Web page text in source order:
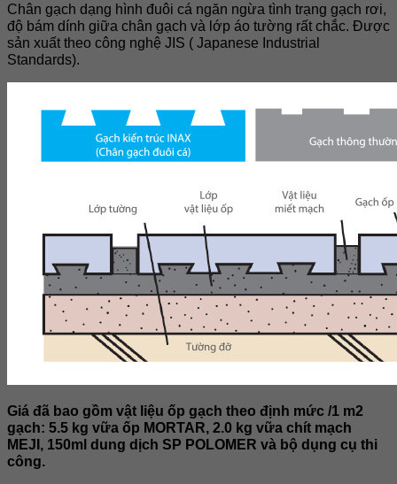
Chân gạch dạng hình đuôi cá ngăn ngừa tình trạng gạch rơi,
độ bám dính giữa chân gạch và lớp áo tường rất chắc. Được
sản xuất theo công nghệ JIS ( Japanese Industrial
Standards).
Giá đã bao gồm vật liệu ốp gạch theo định mức /1 m2
gạch: 5.5 kg vữa ốp MORTAR, 2.0 kg vữa chít mạch
MEJI, 150ml dung dịch SP POLOMER và bộ dụng cụ thi
công.